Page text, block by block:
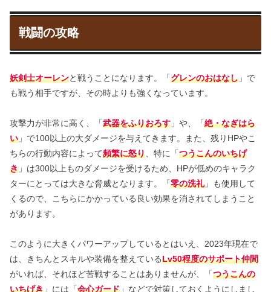
戦闘の攻略
妖剣士オーレンと戦うことになります。「グレンのおはなし 」で
も戦う相手ですが、その時よりも強くなっています。
攻撃力が非常に高く、「武器をふりおろす 」や、「絶・なぎはら
い 」で100以上の大ダメージを与えてきます。また、残りHPやこ
ちらの行動内容によって頻繁に怒り 、特に「つうこんのいちげ
き 」は300以上ものダメージを受けるため、HPが低めのキャラク
ターにとっては大きな脅威となります。「零の洗礼」も使用して
くるので、こちらにかかっている良い効果を消されてしまうこと
があります。
このように大きくパワーアップしているとはいえ、2023年現在で
は、きちんとスキルや装備を整えているLv50程度のサポート仲間
がいれば、それほど苦戦することはありませんが、「つうこんの
いちげき 」には「会心ガード 」などで対策しておくようにしまし